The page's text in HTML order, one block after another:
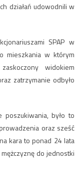
działań udowodnili w
SPAP w
mieszkania w którym
widokiem
zatrzymanie odbyło
było to
oraz sześć
kara to ponad 24 lata
do jednostki